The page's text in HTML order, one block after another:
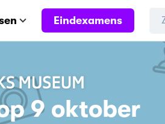
Eindexamens
9 oktober